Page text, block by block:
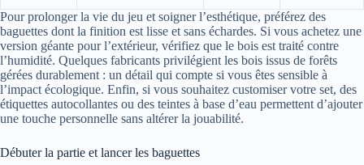
Pour prolonger la vie du jeu et soigner l’esthétique, préférez des
baguettes dont la finition est lisse et sans échardes. Si vous achetez une
version géante pour l’extérieur, vérifiez que le bois est traité contre
l’humidité. Quelques fabricants privilégient les bois issus de forêts
gérées durablement : un détail qui compte si vous êtes sensible à
l’impact écologique. Enfin, si vous souhaitez customiser votre set, des
étiquettes autocollantes ou des teintes à base d’eau permettent d’ajouter
une touche personnelle sans altérer la jouabilité.
Débuter la partie et lancer les baguettes